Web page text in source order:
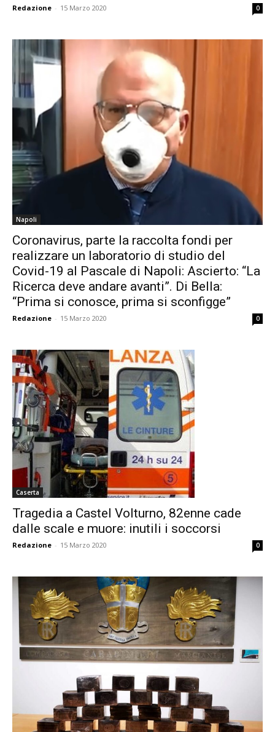
Redazione - 15 Marzo 2020 0
Napoli
Coronavirus, parte la raccolta fondi per
realizzare un laboratorio di studio del
Covid-19 al Pascale di Napoli: Ascierto: “La
Ricerca deve andare avanti”. Di Bella:
“Prima si conosce, prima si sconfigge”
Redazione - 15 Marzo 2020 0
Caserta
Tragedia a Castel Volturno, 82enne cade
dalle scale e muore: inutili i soccorsi
Redazione - 15 Marzo 2020 0